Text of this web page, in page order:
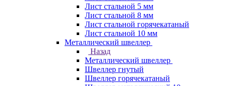
Лист стальной 5 мм
Лист стальной 8 мм
Лист стальной горячекатаный
Лист стальной 10 мм
Металлический швеллер
Назад
Металлический швеллер
Швеллер гнутый
Швеллер горячекатаный